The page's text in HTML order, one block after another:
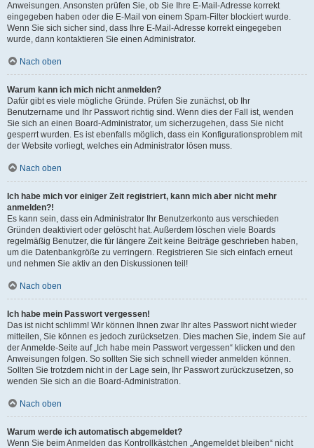
Anweisungen. Ansonsten prüfen Sie, ob Sie Ihre E-Mail-Adresse korrekt
eingegeben haben oder die E-Mail von einem Spam-Filter blockiert wurde.
Wenn Sie sich sicher sind, dass Ihre E-Mail-Adresse korrekt eingegeben
wurde, dann kontaktieren Sie einen Administrator.
Nach oben
Warum kann ich mich nicht anmelden?
Dafür gibt es viele mögliche Gründe. Prüfen Sie zunächst, ob Ihr
Benutzername und Ihr Passwort richtig sind. Wenn dies der Fall ist, wenden
Sie sich an einen Board-Administrator, um sicherzugehen, dass Sie nicht
gesperrt wurden. Es ist ebenfalls möglich, dass ein Konfigurationsproblem mit
der Website vorliegt, welches ein Administrator lösen muss.
Nach oben
Ich habe mich vor einiger Zeit registriert, kann mich aber nicht mehr
anmelden?!
Es kann sein, dass ein Administrator Ihr Benutzerkonto aus verschieden
Gründen deaktiviert oder gelöscht hat. Außerdem löschen viele Boards
regelmäßig Benutzer, die für längere Zeit keine Beiträge geschrieben haben,
um die Datenbankgröße zu verringern. Registrieren Sie sich einfach erneut
und nehmen Sie aktiv an den Diskussionen teil!
Nach oben
Ich habe mein Passwort vergessen!
Das ist nicht schlimm! Wir können Ihnen zwar Ihr altes Passwort nicht wieder
mitteilen, Sie können es jedoch zurücksetzen. Dies machen Sie, indem Sie auf
der Anmelde-Seite auf „Ich habe mein Passwort vergessen“ klicken und den
Anweisungen folgen. So sollten Sie sich schnell wieder anmelden können.
Sollten Sie trotzdem nicht in der Lage sein, Ihr Passwort zurückzusetzen, so
wenden Sie sich an die Board-Administration.
Nach oben
Warum werde ich automatisch abgemeldet?
Wenn Sie beim Anmelden das Kontrollkästchen „Angemeldet bleiben“ nicht